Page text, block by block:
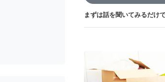
まずは話を聞いてみるだけ